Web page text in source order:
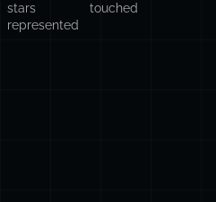
stars
represented
touched